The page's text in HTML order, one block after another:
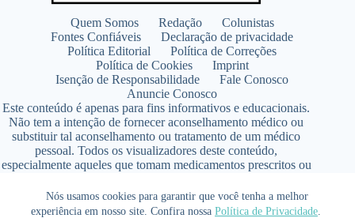
Nós usamos cookies para garantir que você tenha a melhor
experiência em nosso site. Confira nossa Política de Privacidade.
Quem Somos Redação
Colunistas
Fontes Confiáveis
Declaração de privacidade
Política Editorial
Política de Correções
Política de Cookies
Imprint
Isenção de Responsabilidade
Fale Conosco
Anuncie Conosco
Este conteúdo é apenas para fins informativos e educacionais.
Não tem a intenção de fornecer aconselhamento médico ou
substituir tal aconselhamento ou tratamento de um médico
pessoal. Todos os visualizadores deste conteúdo,
especialmente aqueles que tomam medicamentos prescritos ou
qualquer programa de nutrição, suplementação ou estilo de
vida.